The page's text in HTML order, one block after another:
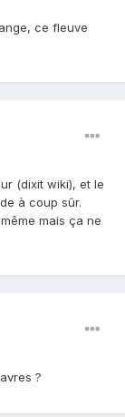
ce fleuve
(dixit wiki), et le
à coup sûr.
mais ça ne
?